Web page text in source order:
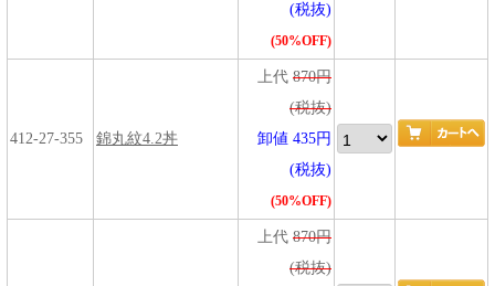
(税抜)
(50%OFF)
412-27-355 錦丸紋4.2丼
上代 870円
(税抜)
卸値 435円
(税抜)
(50%OFF)
上代 870円
(税抜)